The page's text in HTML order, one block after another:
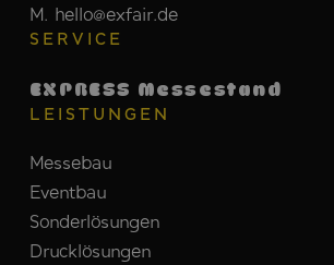
M. hello@exfair.de
SERVICE
EXPRESS Messestand
LEISTUNGEN
Messebau
Eventbau
Sonderlösungen
Drucklösungen